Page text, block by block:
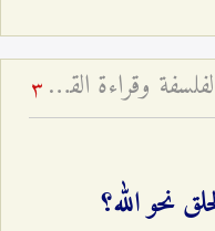
المسافة بيننا وبين الله - دور الفلسفة وقراءة القرآن في معرفة الله 3
نحو الله؟